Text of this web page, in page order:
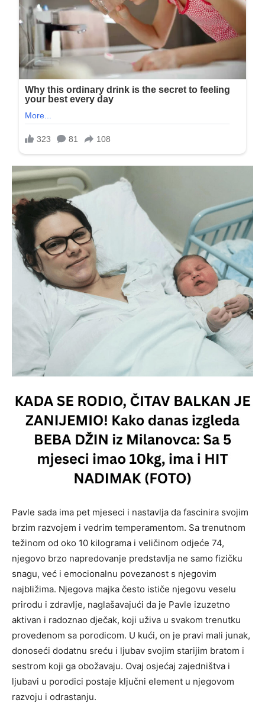
Pavle sada ima pet mjeseci i nastavlja da fascinira svojim
brzim razvojem i vedrim temperamentom. Sa trenutnom
težinom od oko 10 kilograma i veličinom odjeće 74,
njegovo brzo napredovanje predstavlja ne samo fizičku
snagu, već i emocionalnu povezanost s njegovim
najbližima. Njegova majka često ističe njegovu veselu
prirodu i zdravlje, naglašavajući da je Pavle izuzetno
aktivan i radoznao dječak, koji uživa u svakom trenutku
provedenom sa porodicom. U kući, on je pravi mali junak,
donoseći dodatnu sreću i ljubav svojim starijim bratom i
sestrom koji ga obožavaju. Ovaj osjećaj zajedništva i
ljubavi u porodici postaje ključni element u njegovom
razvoju i odrastanju.